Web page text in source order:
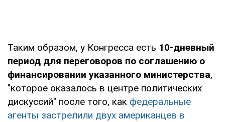
Таким образом, у Конгресса есть 10-дневный
период для переговоров по соглашению о
финансировании указанного министерства,
"которое оказалось в центре политических
дискуссий" после того, как федеральные
агенты застрелили двух американцев в